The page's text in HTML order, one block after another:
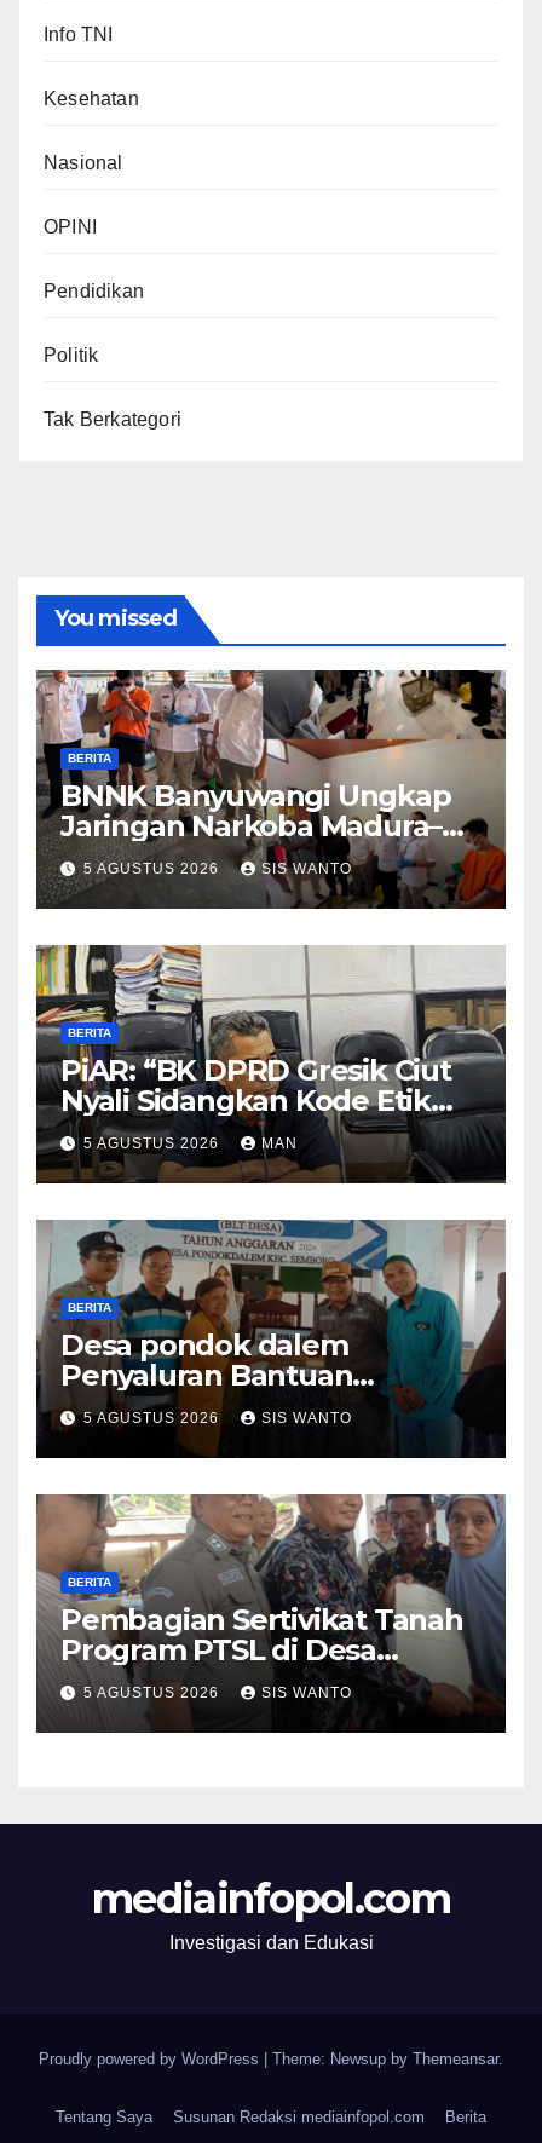
Info TNI
Kesehatan
Nasional
OPINI
Pendidikan
Politik
Tak Berkategori
You missed
BERITA
BNNK Banyuwangi Ungkap
Jaringan Narkoba Madura–
Bali
5 AGUSTUS 2026 SIS WANTO
BERITA
PiAR: “BK DPRD Gresik Ciut
Nyali Sidangkan Kode Etik
Ketua DPRD”
5 AGUSTUS 2026 MAN
BERITA
Desa pondok dalem
Penyaluran Bantuan
Langsung Tunai (BLT) Di
Desa Pondokdalem
Kecamatan Semboro: sangat
Meringankan Beban Warga
5 AGUSTUS 2026 SIS WANTO
BERITA
Pembagian Sertivikat Tanah
Program PTSL di Desa
Pondokdalem, Kecamatan
Semboro.
5 AGUSTUS 2026 SIS WANTO
mediainfopol.com
Investigasi dan Edukasi
Proudly powered by WordPress | Theme: Newsup by Themeansar.
Tentang Saya Susunan Redaksi mediainfopol.com Berita